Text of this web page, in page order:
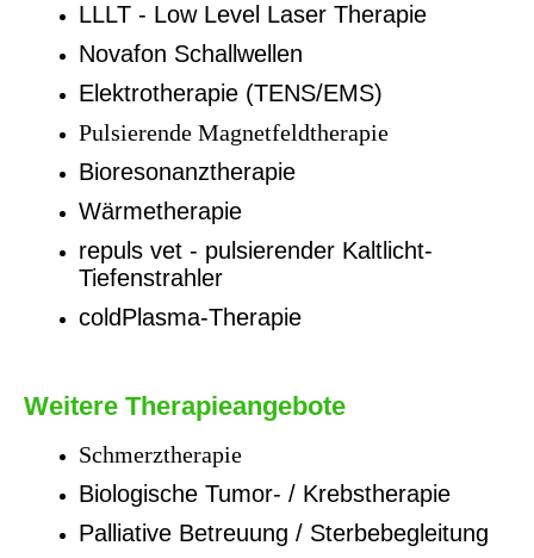
LLLT - Low Level Laser Therapie
Novafon Schallwellen
Elektrotherapie (TENS/EMS)
Pulsierende Magnetfeldtherapie
Bioresonanztherapie
Wärmetherapie
repuls vet - pulsierender Kaltlicht-
Tiefenstrahler
coldPlasma-Therapie
Weitere Therapieangebote
Schmerztherapie
Biologische Tumor- / Krebstherapie
Palliative Betreuung / Sterbebegleitung